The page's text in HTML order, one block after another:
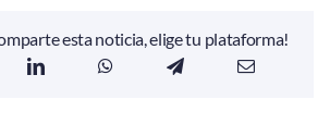
esta noticia, elige tu plataforma!